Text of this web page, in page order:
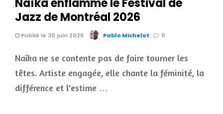
Jazz de Montréal 2026
Publié le 30 juin 2026 Pablo Michelot 0
Naïka ne se contente pas de faire tourner les
têtes. Artiste engagée, elle chante la féminité, la
différence et l'estime …